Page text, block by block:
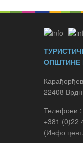
ОПШТИНЕ
22408
Телефони :
+381 (0)22
(Инфо